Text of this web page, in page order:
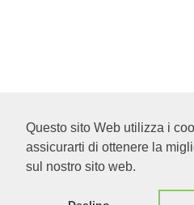
Questo sito Web utilizza i
assicurarti di ottenere la
sul nostro sito web.